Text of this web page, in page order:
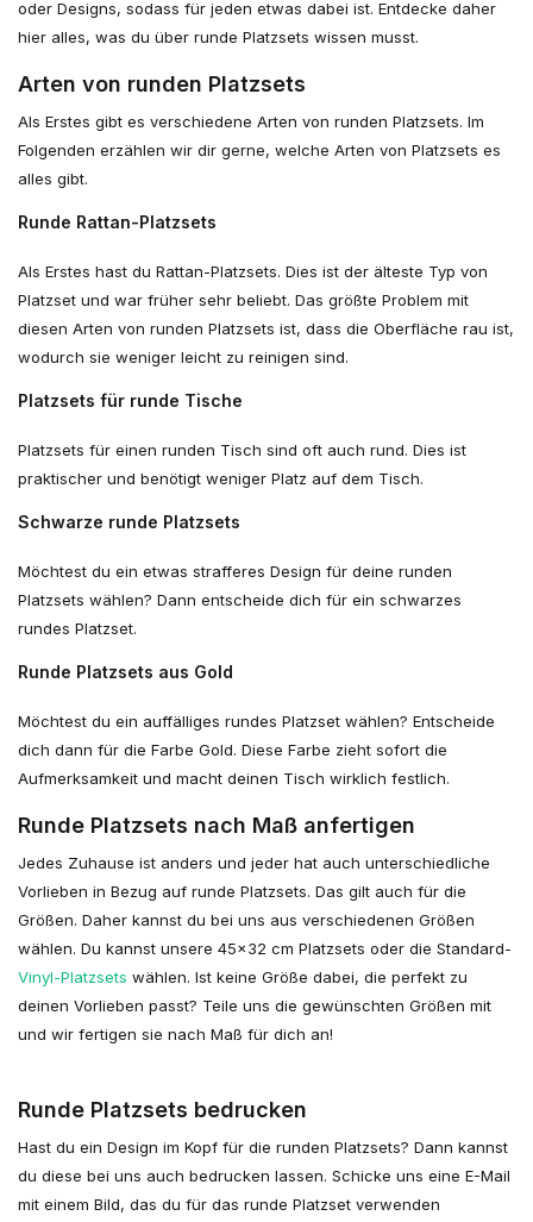
oder Designs, sodass für jeden etwas dabei ist. Entdecke daher
hier alles, was du über runde Platzsets wissen musst.
Arten von runden Platzsets
Als Erstes gibt es verschiedene Arten von runden Platzsets. Im
Folgenden erzählen wir dir gerne, welche Arten von Platzsets es
alles gibt.
Runde Rattan-Platzsets
Als Erstes hast du Rattan-Platzsets. Dies ist der älteste Typ von
Platzset und war früher sehr beliebt. Das größte Problem mit
diesen Arten von runden Platzsets ist, dass die Oberfläche rau ist,
wodurch sie weniger leicht zu reinigen sind.
Platzsets für runde Tische
Platzsets für einen runden Tisch sind oft auch rund. Dies ist
praktischer und benötigt weniger Platz auf dem Tisch.
Schwarze runde Platzsets
Möchtest du ein etwas strafferes Design für deine runden
Platzsets wählen? Dann entscheide dich für ein schwarzes
rundes Platzset.
Runde Platzsets aus Gold
Möchtest du ein auffälliges rundes Platzset wählen? Entscheide
dich dann für die Farbe Gold. Diese Farbe zieht sofort die
Aufmerksamkeit und macht deinen Tisch wirklich festlich.
Runde Platzsets nach Maß anfertigen
Jedes Zuhause ist anders und jeder hat auch unterschiedliche
Vorlieben in Bezug auf runde Platzsets. Das gilt auch für die
Größen. Daher kannst du bei uns aus verschiedenen Größen
wählen. Du kannst unsere 45x32 cm Platzsets oder die Standard-
Vinyl-Platzsets wählen. Ist keine Größe dabei, die perfekt zu
deinen Vorlieben passt? Teile uns die gewünschten Größen mit
und wir fertigen sie nach Maß für dich an!
Runde Platzsets bedrucken
Hast du ein Design im Kopf für die runden Platzsets? Dann kannst
du diese bei uns auch bedrucken lassen. Schicke uns eine E-Mail
mit einem Bild, das du für das runde Platzset verwenden